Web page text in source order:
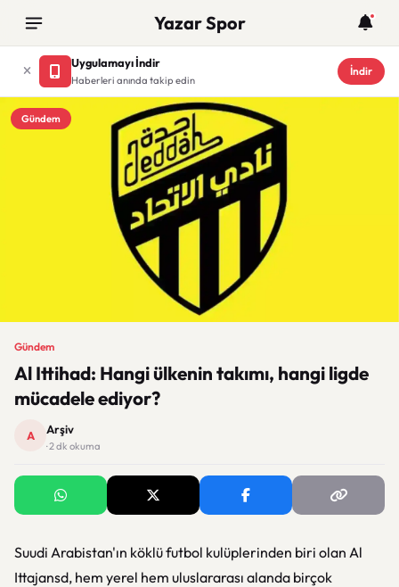
Yazar Spor
Uygulamayı İndir
Haberleri anında takip edin
İndir
Gündem
Gündem
Al Ittihad: Hangi ülkenin takımı, hangi ligde
mücadele ediyor?
A Arşiv
· 2 dk okuma
Suudi Arabistan'ın köklü futbol kulüplerinden biri olan Al
Ittajansd, hem yerel hem uluslararası alanda birçok